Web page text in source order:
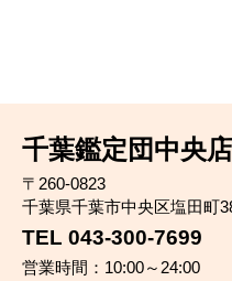
千葉鑑定団中央店
〒260-0823
千葉県千葉市中央区塩田町
TEL 043-300-7699
営業時間：10:00～24:00